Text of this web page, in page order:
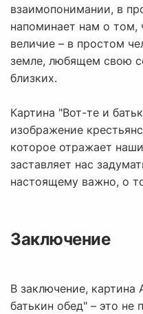
взаимопонимании, в
напоминает нам о том,
величие – в простом
земле, любящем свою
близких.
Картина "Вот-те и
изображение
которое отражает
заставляет нас
настоящему важно, о
Заключение
В заключение, картина
батькин обед" – это не